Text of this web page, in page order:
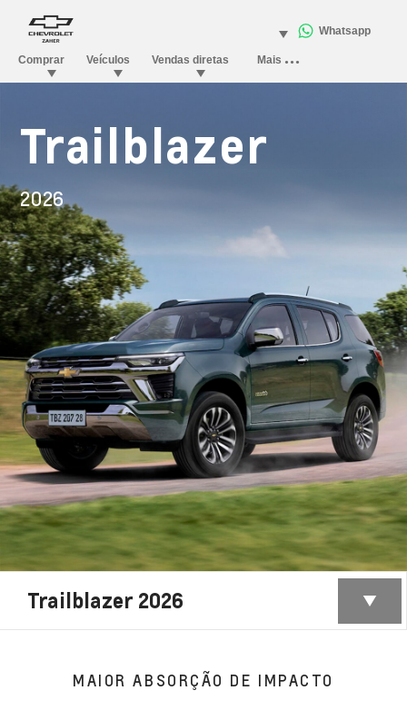
Trailblazer
2026
Trailblazer 2026
MAIOR ABSORÇÃO DE IMPACTO